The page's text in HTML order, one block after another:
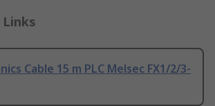
Cable 15 m PLC Melsec FX1/2/3-